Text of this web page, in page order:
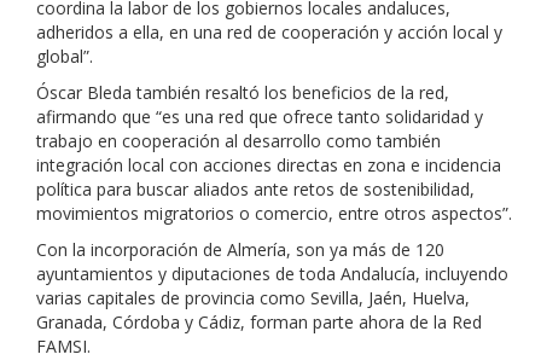
coordina la labor de los gobiernos locales andaluces,
adheridos a ella, en una red de cooperación y acción local y
global”.
Óscar Bleda también resaltó los beneficios de la red,
afirmando que “es una red que ofrece tanto solidaridad y
trabajo en cooperación al desarrollo como también
integración local con acciones directas en zona e incidencia
política para buscar aliados ante retos de sostenibilidad,
movimientos migratorios o comercio, entre otros aspectos”.
Con la incorporación de Almería, son ya más de 120
ayuntamientos y diputaciones de toda Andalucía, incluyendo
varias capitales de provincia como Sevilla, Jaén, Huelva,
Granada, Córdoba y Cádiz, forman parte ahora de la Red
FAMSI.